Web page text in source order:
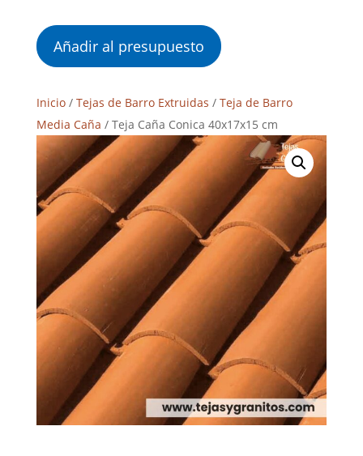
Añadir al presupuesto
Inicio/ Tejas de Barro Extruidas / Teja de Barro
Media Caña / Teja Caña Conica 40x17x15 cm